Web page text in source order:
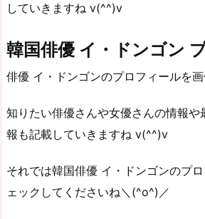
していきますね v(^^)v
韓国俳優 イ・ドンゴン
俳優 イ・ドンゴンのプロフィールを画
知りたい俳優さんや女優さんの情報や
報も記載していきますね v(^^)v
それでは韓国俳優 イ・ドンゴンのプ
ェックしてくださいね＼(^o^)／